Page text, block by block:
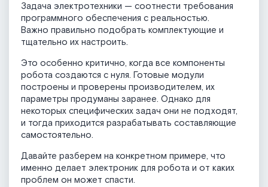
Задача электротехники — соотнести требования
программного обеспечения с реальностью.
Важно правильно подобрать комплектующие и
тщательно их настроить.
Это особенно критично, когда все компоненты
робота создаются с нуля. Готовые модули
построены и проверены производителем, их
параметры продуманы заранее. Однако для
некоторых специфических задач они не подходят,
и тогда приходится разрабатывать составляющие
самостоятельно.
Давайте разберем на конкретном примере, что
именно делает электроник для робота и от каких
проблем он может спасти.